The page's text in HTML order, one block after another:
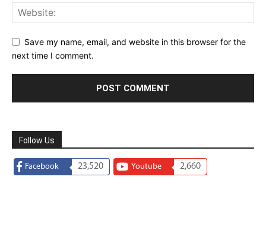
Save my name, email, and website in this browser for the
next time I comment.
Follow Us
Facebook 23,520 Youtube 2,660